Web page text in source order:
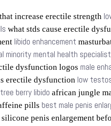
increase erectile strength
what stds cause erectile
libido enhancement
minority mental health specialist
dysfunction logos male
erectile dysfunction low
berry libido african jungle
pills best male penis
silicone penis enlargement